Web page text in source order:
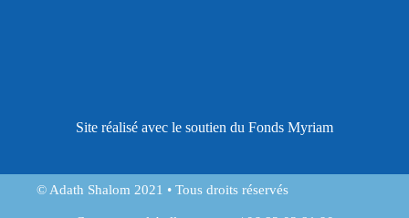
Site réalisé avec le soutien du Fonds Myriam
© Adath Shalom 2021 • Tous droits réservés